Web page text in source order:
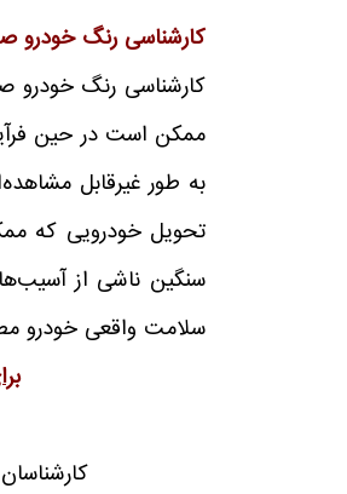
کارشناسی رنگ خودرو
کارشناسی رنگ خودرو
ممکن است در حین
به طور غیرقابل
تحویل خودرویی که
سنگین ناشی از
سلامت واقعی خودرو